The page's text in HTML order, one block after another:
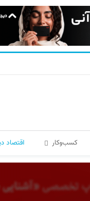
کسب‌و‌کار اقتصاد